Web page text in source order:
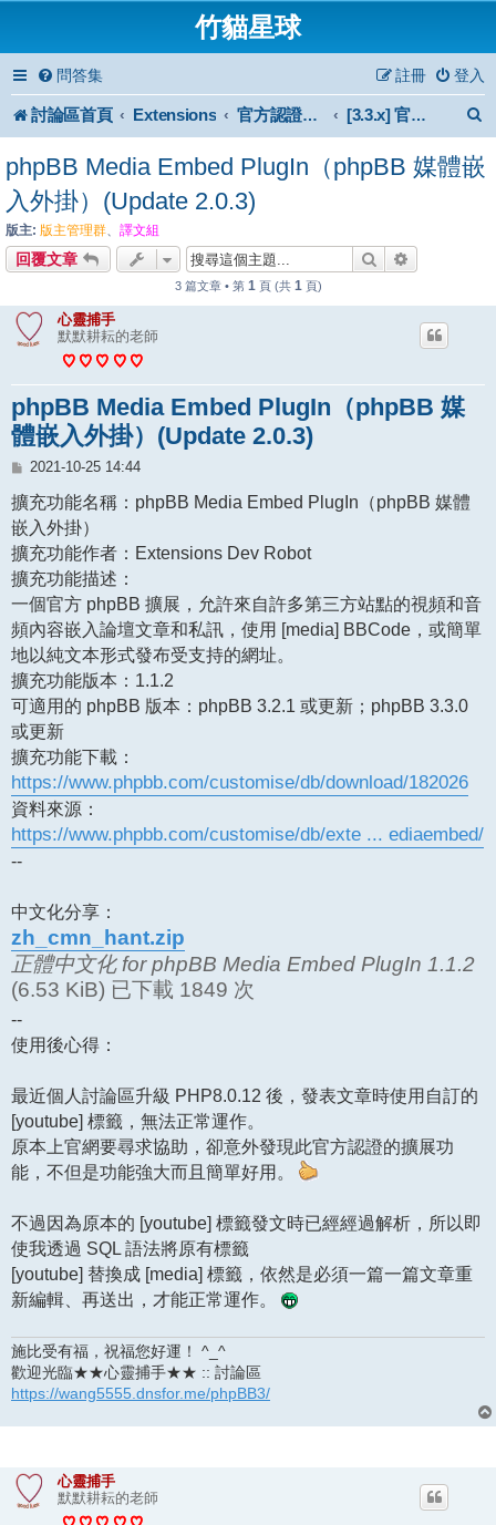
竹貓星球
問答集 登入
註冊
討論區首頁 Extensions 官方認證擴充功能 [3.3.x] 官方認證擴充功能
phpBB Media Embed PlugIn（phpBB 媒體嵌
入外掛）(Update 2.0.3)
版主: 版主管理群、 譯文組
回覆文章 搜尋
3 篇文章 • 第 1 頁 (共 1 頁)
心靈捕手
默默耕耘的老師
phpBB Media Embed PlugIn（phpBB 媒
體嵌入外掛）(Update 2.0.3)
文
2021-10-25 14:44
擴充功能名稱：phpBB Media Embed PlugIn（phpBB 媒體
嵌入外掛）
擴充功能作者：Extensions Dev Robot
擴充功能描述：
一個官方 phpBB 擴展，允許來自許多第三方站點的視頻和音
頻內容嵌入論壇文章和私訊，使用 [media] BBCode，或簡單
地以純文本形式發布受支持的網址。
擴充功能版本：1.1.2
可適用的 phpBB 版本：phpBB 3.2.1 或更新；phpBB 3.3.0
或更新
擴充功能下載：
https://www.phpbb.com/customise/db/download/182026
資料來源：
https://www.phpbb.com/customise/db/exte ... ediaembed/
--
中文化分享：
zh_cmn_hant.zip
正體中文化 for phpBB Media Embed PlugIn 1.1.2
(6.53 KiB) 已下載 1849 次
--
使用後心得：
最近個人討論區升級 PHP8.0.12 後，發表文章時使用自訂的
[youtube] 標籤，無法正常運作。
原本上官網要尋求協助，卻意外發現此官方認證的擴展功
能，不但是功能強大而且簡單好用。
不過因為原本的 [youtube] 標籤發文時已經經過解析，所以即
使我透過 SQL 語法將原有標籤
[youtube] 替換成 [media] 標籤，依然是必須一篇一篇文章重
新編輯、再送出，才能正常運作。
施比受有福，祝福您好運！ ^_^
歡迎光臨★★心靈捕手★★ :: 討論區
https://wang5555.dnsfor.me/phpBB3/
心靈捕手
默默耕耘的老師